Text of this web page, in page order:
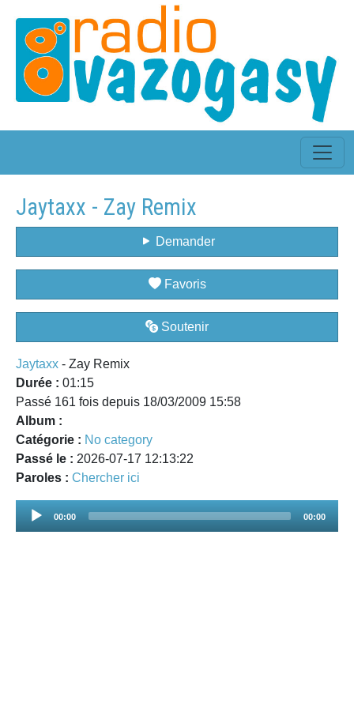
Jaytaxx - Zay Remix
Demander
Favoris
Soutenir
Jaytaxx - Zay Remix
Durée : 01:15
Passé 161 fois depuis 18/03/2009 15:58
Album :
Catégorie : No category
Passé le : 2026-07-17 12:13:22
Paroles : Chercher ici
Audio
00:00 00:00